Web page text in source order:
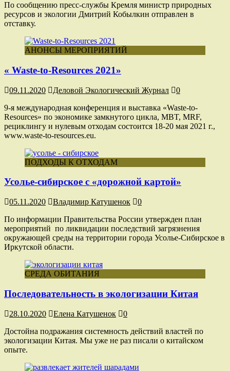
По сообщению пресс-службы Кремля министр природных
ресурсов и экологии Дмитрий Кобылкин отправлен в
отставку.
АНОНСЫ МЕРОПРИЯТИЙ
« Waste-to-Resources 2021»
09.11.2020 Деловой Экологический Журнал
0
9-я международная конференция и выставка «Waste-to-
Resources» по экономике замкнутого цикла, MBT, MRF,
рециклингу и нулевым отходам состоится 18-20 мая 2021 г.,
www.waste-to-resources.eu.
ПОДХОДЫ К ОТХОДАМ
Усолье-сибирское с «дорожной картой»
05.11.2020 Владимир Катушенок
0
По информации Правительства России утвержден план
мероприятий по ликвидации последствий загрязнения
окружающей среды на территории города Усолье-Сибирское в
Иркутской области.
СРЕДА ОБИТАНИЯ
Последовательность в экологизации Китая
28.10.2020 Елена Катушенок
0
Достойна подражания системность действий властей по
экологизации Китая. Мы уже не раз писали о китайском
опыте.